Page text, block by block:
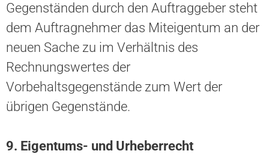
Gegenständen durch den Auftraggeber steht
dem Auftragnehmer das Miteigentum an der
neuen Sache zu im Verhältnis des
Rechnungswertes der
Vorbehaltsgegenstände zum Wert der
übrigen Gegenstände.
9. Eigentums- und Urheberrecht